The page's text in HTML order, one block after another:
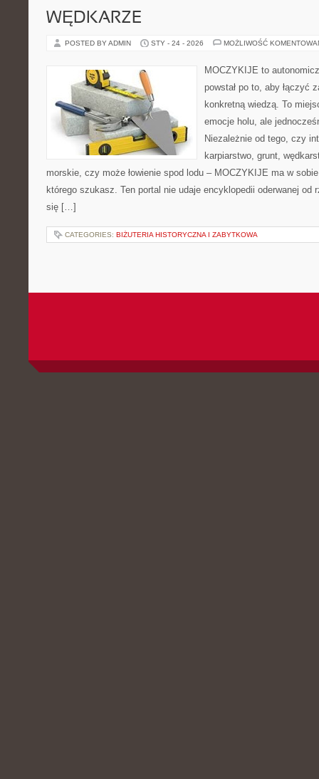
WĘDKARZE
POSTED BY ADMIN STY - 24 - 2026 MOŻLIWOŚĆ
MOCZYKIJE to
powstał po to, aby łączyć
konkretną wiedzą. To
emocje holu, ale
Niezależnie od tego, czy
karpiarstwo, grunt,
morskie, czy może łowienie spod lodu – MOCZYKIJE ma w
którego szukasz. Ten portal nie udaje encyklopedii oderwanej
się […]
CATEGORIES: BIŻUTERIA HISTORYCZNA I ZABYTKOWA